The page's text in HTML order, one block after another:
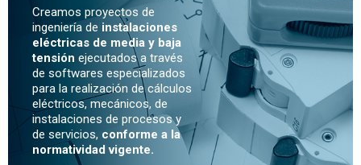
Creamos proyectos de
ingeniería de instalaciones
eléctricas de media y baja
tensión ejecutados a través
de softwares especializados
para la realización de cálculos
eléctricos, mecánicos, de
instalaciones de procesos y
de servicios, conforme a la
normatividad vigente.